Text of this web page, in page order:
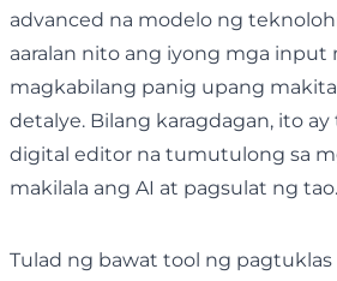
advanced na modelo ng
aaralan nito ang iyong mga input
magkabilang panig upang
detalye. Bilang karagdagan, ito
digital editor na tumutulong sa
makilala ang AI at pagsulat ng tao.
Tulad ng bawat tool ng